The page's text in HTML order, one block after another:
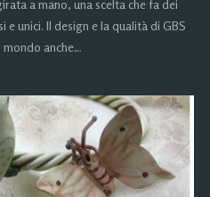
a mano, una scelta che fa dei
unici. Il design e la qualità di GBS
anche…